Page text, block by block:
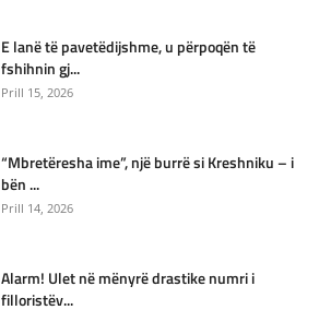
E lanë të pavetëdijshme, u përpoqën të
fshihnin gj...
Prill 15, 2026
“Mbretëresha ime”, një burrë si Kreshniku – i
bën ...
Prill 14, 2026
Alarm! Ulet në mënyrë drastike numri i
filloristëv...